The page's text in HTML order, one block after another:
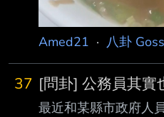
Amed21 · 八卦
37 [問卦] 公務員其實
最近和某縣市政府人